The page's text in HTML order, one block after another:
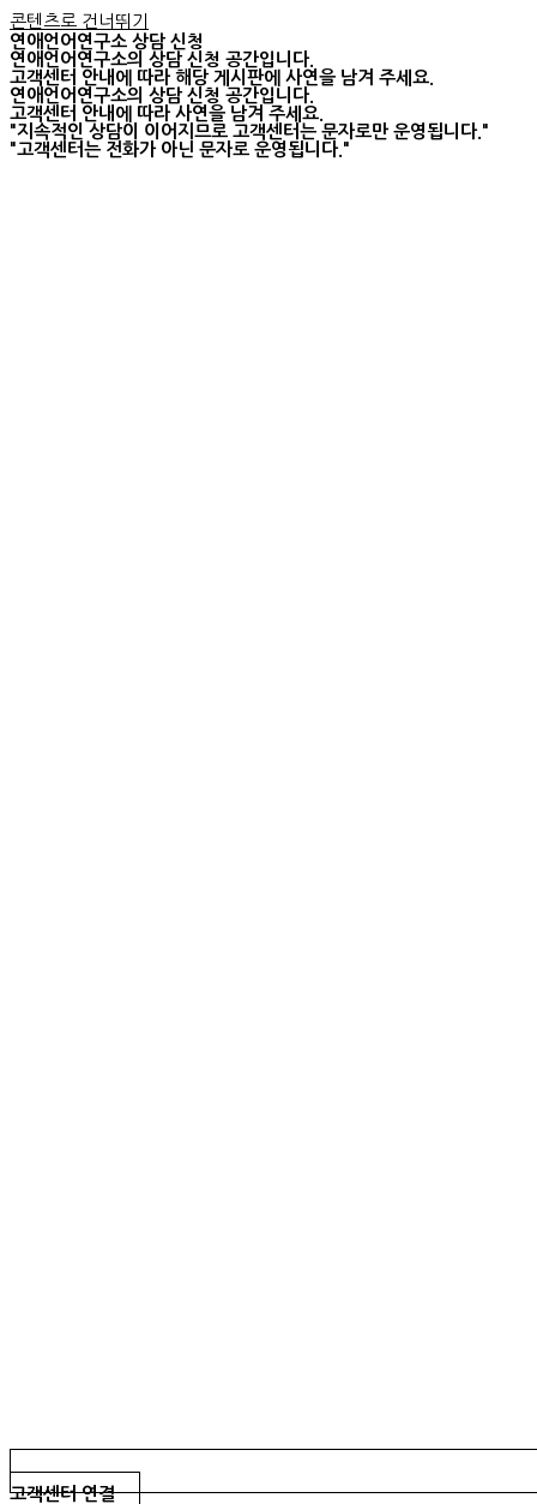
콘텐츠로 건너뛰기
연애언어연구소 상담 신청
연애언어연구소의 상담 신청 공간입니다.
고객센터 안내에 따라 해당 게시판에 사연을 남겨 주세요.
연애언어연구소의 상담 신청 공간입니다.
고객센터 안내에 따라 사연을 남겨 주세요.
"지속적인 상담이 이어지므로 고객센터는 문자로만 운영됩니다."
"고객센터는 전화가 아닌 문자로 운영됩니다."
고객센터 연결